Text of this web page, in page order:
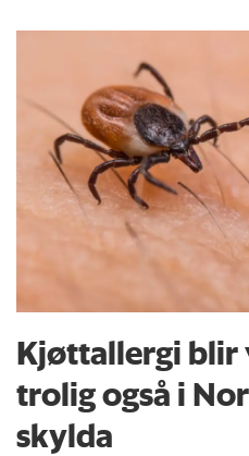
Kjøttallergi blir
trolig også i
skylda